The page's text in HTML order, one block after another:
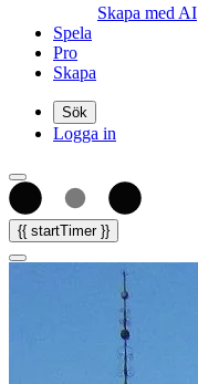
Skapa med AI
Spela
Pro
Skapa
Sök
Logga in
{{ startTimer }}